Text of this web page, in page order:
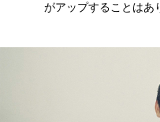
がアップすることはあ